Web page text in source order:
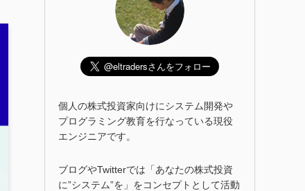
個人の株式投資家向けにシステム開発や
プログラミング教育を行なっている現役
エンジニアです。
ブログやTwitterでは「あなたの株式投資
に”システム”を」をコンセプトとして活動